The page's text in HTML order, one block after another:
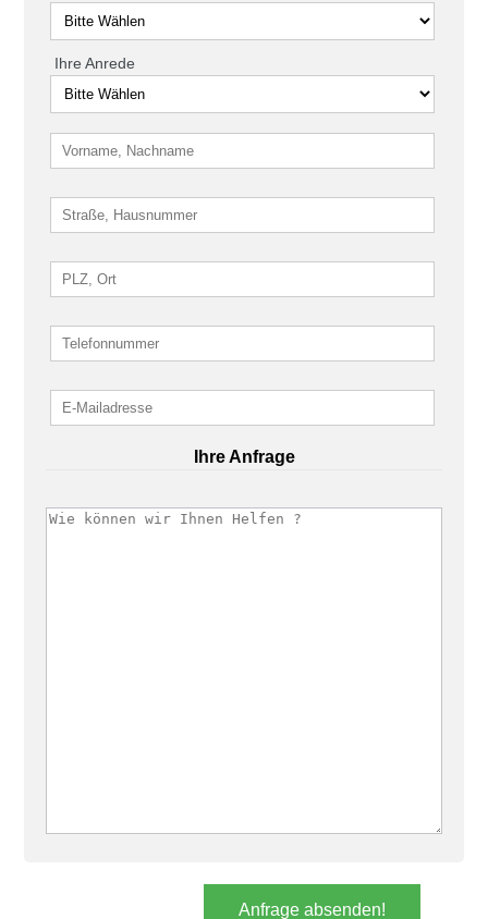
Ihre Anrede
Ihre Anfrage
Anfrage absenden!